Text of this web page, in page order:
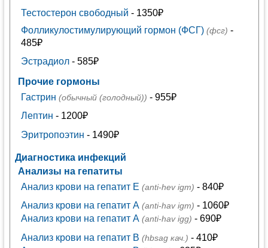
Тестостерон свободный - 1350₽
Фолликулостимулирующий гормон (ФСГ) (фсг) -
485₽
Эстрадиол- 585₽
Прочие гормоны
Гастрин (обычный (голодный)) - 955₽
Лептин - 1200₽
Эритропоэтин - 1490₽
Диагностика инфекций
Анализы на гепатиты
Анализ крови на гепатит E (anti-hev igm) - 840₽
Анализ крови на гепатит А (anti-hav igm) - 1060₽
Анализ крови на гепатит А (anti-hav igg) - 690₽
Анализ крови на гепатит В (hbsag кач.) - 410₽